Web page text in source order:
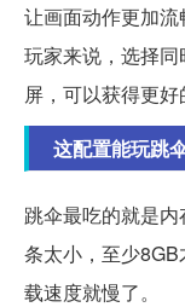
让画面动作更加
玩家来说，选择
屏，可以获得更好
这配置能玩跳
跳伞最吃的就是
条太小，至少
载速度就慢了。